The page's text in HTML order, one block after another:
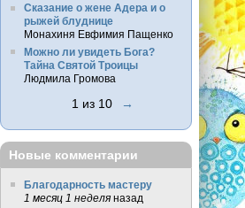
Сказание о жене Адера и о
рыжей блуднице
Монахиня Евфимия Пащенко
Можно ли увидеть Бога?
Тайна Святой Троицы
Людмила Громова
1 из 10 →
Новые комментарии
Благодарность мастеру
1 месяц 1 неделяназад